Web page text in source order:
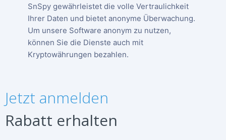
SnSpy gewährleistet die volle Vertraulichkeit
Ihrer Daten und bietet anonyme Überwachung.
Um unsere Software anonym zu nutzen,
können Sie die Dienste auch mit
Kryptowährungen bezahlen.
Jetzt anmelden
Rabatt erhalten
Français
中文